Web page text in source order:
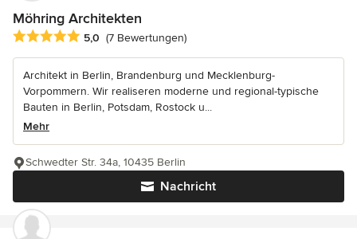
Möhring Architekten
Durchschnittliche Bewertung: 5 von 5 Sternen
5,0 (7 Bewertungen)
Architekt in Berlin, Brandenburg und Mecklenburg-
Vorpommern. Wir realiseren moderne und regional-typische
Bauten in Berlin, Potsdam, Rostock u...
Mehr
Nachricht
Schwedter Str. 34a, 10435 Berlin